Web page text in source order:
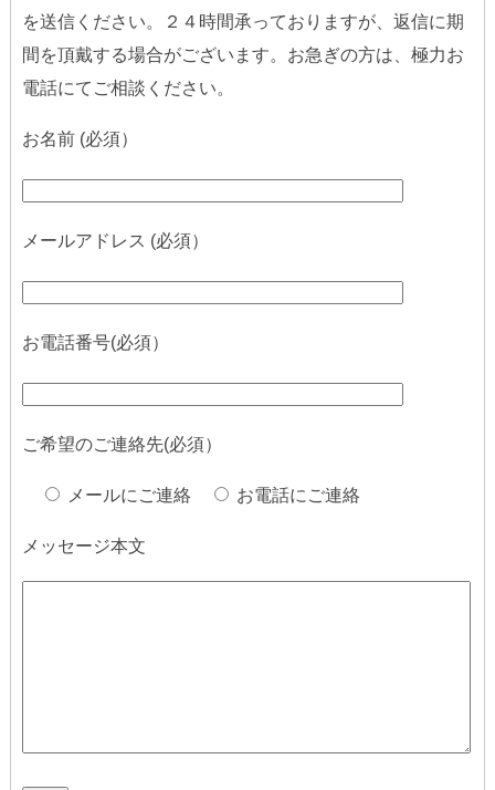
を送信ください。２４時間承っておりますが、返信に期
間を頂戴する場合がございます。お急ぎの方は、極力お
電話にてご相談ください。
お名前 (必須）
メールアドレス (必須）
お電話番号(必須）
ご希望のご連絡先(必須）
メールにご連絡 お電話にご連絡
メッセージ本文